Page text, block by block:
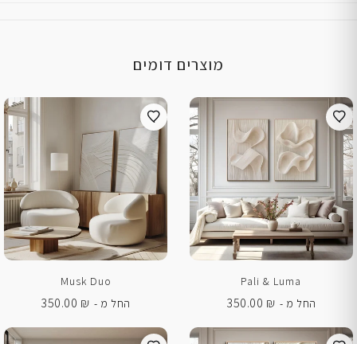
מוצרים דומים
Pali & Luma
החל מ -
350.00 ₪
Musk Duo
החל מ -
350.00 ₪